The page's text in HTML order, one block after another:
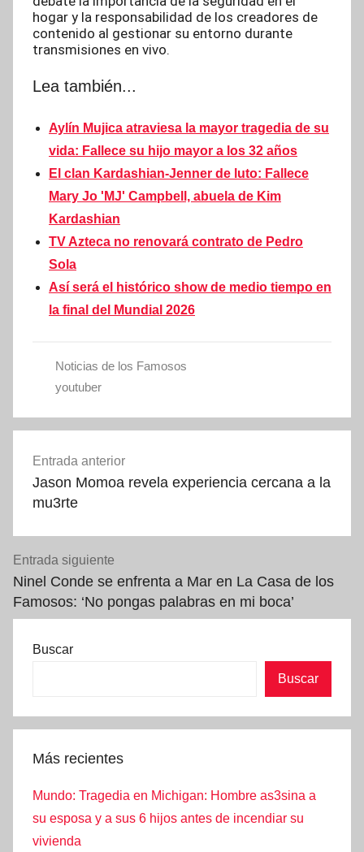
hogar y la responsabilidad de los creadores de
contenido al gestionar su entorno durante
transmisiones en vivo.
Lea también...
Aylín Mujica atraviesa la mayor tragedia de su
vida: Fallece su hijo mayor a los 32 años
El clan Kardashian-Jenner de luto: Fallece
Mary Jo 'MJ' Campbell, abuela de Kim
Kardashian
TV Azteca no renovará contrato de Pedro
Sola
Así será el histórico show de medio tiempo en
la final del Mundial 2026
Noticias de los Famosos
youtuber
de
entradas
Entrada anterior
Jason Momoa revela experiencia cercana a la
mu3rte
Entrada siguiente
Ninel Conde se enfrenta a Mar en La Casa de los
Famosos: ‘No pongas palabras en mi boca’
Buscar
Buscar
Más recientes
Mundo: Tragedia en Michigan: Hombre as3sina a
su esposa y a sus 6 hijos antes de incendiar su
vivienda